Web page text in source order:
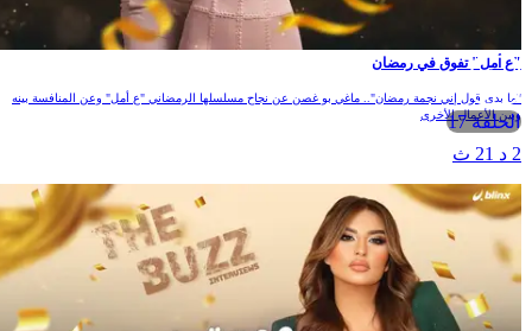
الحلقة 17
"ع أمل" تفوق في رمضان
"ما بدي قول إني نجمة رمضان".. ماغي بو غصن عن نجاح مسلسلها الرمضاني "ع أمل" وعن المنافسة بينه
وبين الأعمال الأخرى